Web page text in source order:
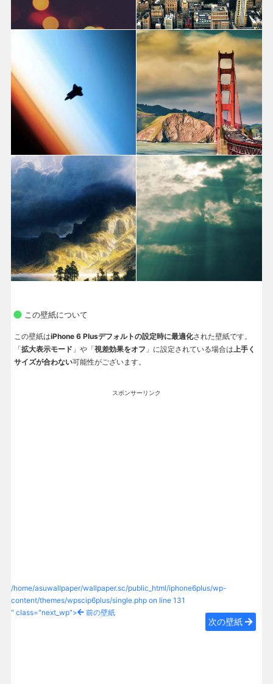
この壁紙について
この壁紙はiPhone 6 Plusデフォルトの設定時に最適化された壁紙です。
「拡大表示モード 」や「視差効果をオフ 」に設定されている場合は上手く
サイズが合わない可能性がございます。
スポンサーリンク
/home/asuwallpaper/wallpaper.sc/public_html/iphone6plus/wp-
content/themes/wpscip6plus/single.php on line 131
" class="next_wp">
前の壁紙
次の壁紙